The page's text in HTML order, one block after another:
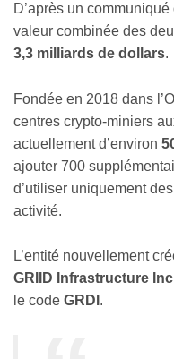
D’après un
valeur combinée des
3,3 milliards de dollars.
Fondée en 2018 dans
centres crypto-miniers
actuellement d’environ
ajouter 700
d’utiliser uniquement des
activité.
L’entité nouvellement
GRIID Infrastructure Inc
le code GRDI .